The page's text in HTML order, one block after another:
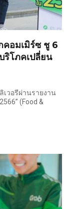
คอมเมิร์ซ ชู 6
ริโภคเปลี่ยน
เวอรีผ่านรายงาน
(Food &